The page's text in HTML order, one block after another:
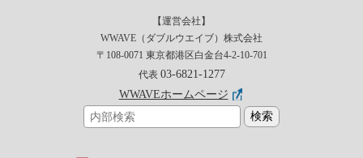
【運営会社】
WWAVE（ダブルウエイブ）株式会社
〒108-0071 東京都港区白金台4-2-10-701
代表 03-6821-1277
WWAVEホームページ